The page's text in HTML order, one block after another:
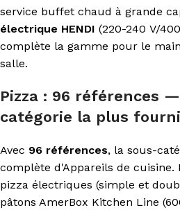
service buffet chaud à grande
électrique HENDI (220-240 V/
complète la gamme pour le
salle.
Pizza : 96 références
catégorie la plus
Avec 96 références, la sous-
complète d'Appareils de
pizza électriques (simple et
pâtons AmerBox Kitchen Line